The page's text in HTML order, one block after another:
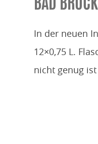
In der neuen
12×0,75 L.
nicht genug